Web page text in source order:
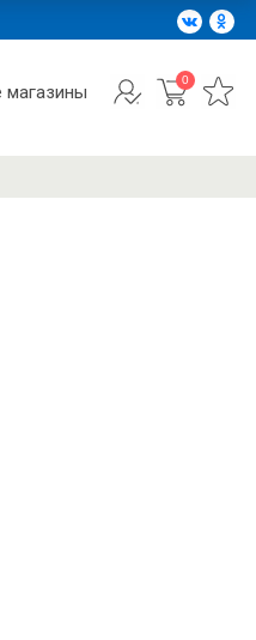
магазины
0